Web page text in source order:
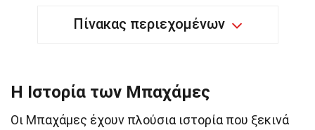
Πίνακας περιεχομένων
Η Ιστορία των Μπαχάμες
Οι Μπαχάμες έχουν πλούσια ιστορία που ξεκινά